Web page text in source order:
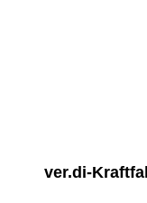
ver.di-